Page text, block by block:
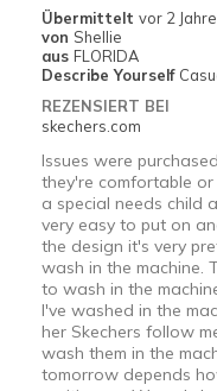
Übermittelt vor 2
von Shellie
aus FLORIDA
Describe Yourself
REZENSIERT BEI
skechers.com
Issues were
they're comfortable
a special needs child
very easy to put on
the design it's very
wash in the machine.
to wash in the
I've washed in the
her Skechers follow
wash them in the
tomorrow depends